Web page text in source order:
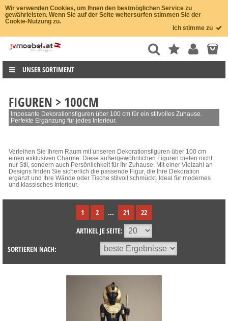
Wir verwenden Cookies, um Ihnen den bestmöglichen Service zu
gewährleisten. Wenn Sie auf der Seite weitersurfen stimmen Sie der
Cookie-Nutzung zu.
Ich stimme zu
UNSER SORTIMENT
FIGUREN > 100CM
Imposante Dekorationsfiguren über 100 cm für ein stilvolles Zuhause.
Perfekte Ergänzung für jedes Interieur.
Verleihen Sie Ihrem Raum mit unseren Dekorationsfiguren über 100 cm
einen exklusiven Charme. Diese außergewöhnlichen Figuren bieten nicht
nur Stil, sondern auch Persönlichkeit für Ihr Zuhause. Mit einer Vielzahl an
Designs finden Sie sicherlich die passende Figur, die Ihre Dekoration
ergänzt und Ihre Wände oder Tische stilvoll schmückt. Ideal für modernes
und klassisches Interieur.
1 2 ... 21
22
ARTIKEL JE SEITE:
SORTIEREN NACH: